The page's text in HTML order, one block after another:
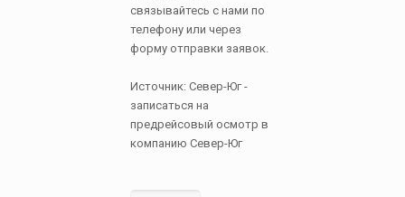
связывайтесь с нами по
телефону или через
форму отправки заявок.
Источник: Север-Юг -
записаться на
предрейсовый осмотр в
компанию Север-Юг